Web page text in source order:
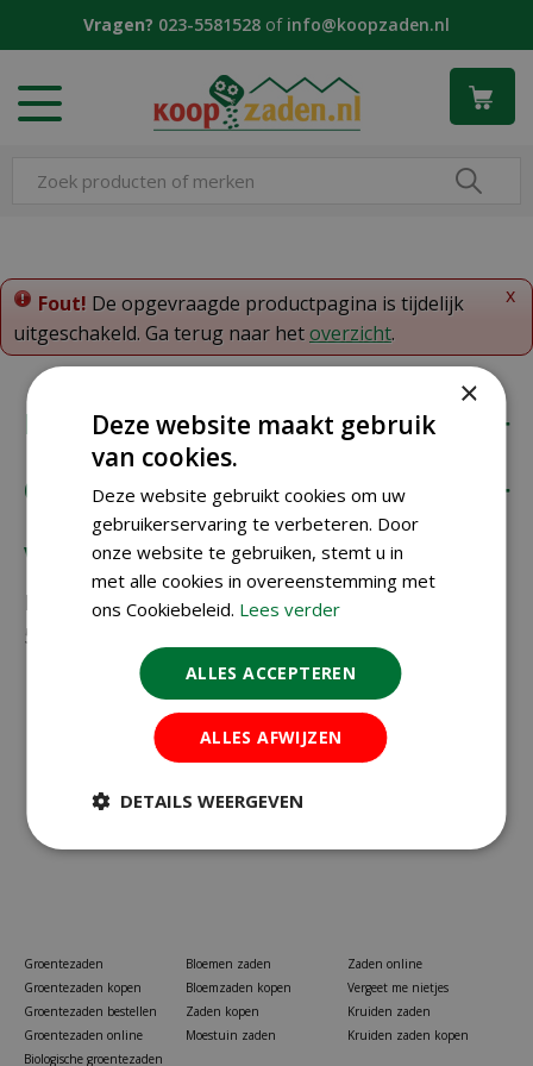
e
Vragen? 023-5581528 of info@koopzaden.nl
x
Fout! De opgevraagde productpagina is tijdelijk
uitgeschakeld. Ga terug naar hetoverzicht.
Koopzaden
Onze klantenservice
Vragen?
Neem gerust contact met ons op via
5581528
Groentezaden
Groentezaden kopen
Groentezaden bestellen
Groentezaden online
Biologische groentezaden
Bloemen zaden
Bloemzaden kopen
Zaden kopen
Moestuin zaden
Zaden online
Vergeet me nietjes
Kruiden zaden
Kruiden zaden kopen
×
Deze website maakt gebruik
van cookies.
Deze website gebruikt cookies om uw
gebruikerservaring te verbeteren. Door
onze website te gebruiken, stemt u in
met alle cookies in overeenstemming met
ons Cookiebeleid. Lees verder
ALLES ACCEPTEREN
ALLES AFWIJZEN
DETAILS WEERGEVEN